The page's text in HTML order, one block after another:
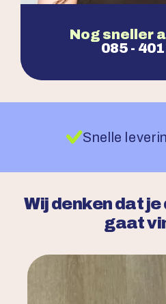
Nog sneller
085 -
Snelle
Wij denken dat
gaat